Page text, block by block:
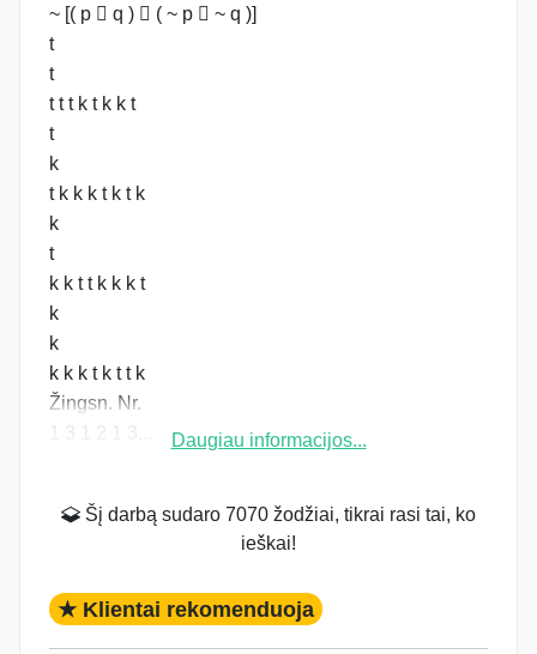
~ [( p  q )  ( ~ p  ~ q )]
t
t
t t t k t k k t
t
k
t k k k t k t k
k
t
k k t t k k k t
k
k
k k k t k t t k
Žingsn. Nr.
Daugiau informacijos...
Šį darbą sudaro 7070 žodžiai, tikrai rasi tai, ko
ieškai!
★ Klientai rekomenduoja